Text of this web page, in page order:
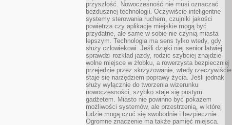
przyszłość. Nowoczesność nie musi oznaczać
bezdusznej technologii. Oczywiście inteligentne
systemy sterowania ruchem, czujniki jakości
powietrza czy aplikacje miejskie mogą być
przydatne, ale same w sobie nie czynią miasta
lepszym. Technologia ma sens tylko wtedy, gdy
służy człowiekowi. Jeśli dzięki niej senior łatwiej
sprawdzi rozkład jazdy, rodzic szybciej znajdzie
wolne miejsce w żłobku, a rowerzysta bezpieczniej
przejedzie przez skrzyżowanie, wtedy rzeczywiście
staje się narzędziem poprawy życia. Jeśli jednak
służy wyłącznie do tworzenia wizerunku
nowoczesności, szybko staje się pustym
gadżetem. Miasto nie powinno być pokazem
możliwości systemów, ale przestrzenią, w której
ludzie mogą czuć się swobodnie i bezpiecznie.
Ogromne znaczenie ma także pamięć miejsca.